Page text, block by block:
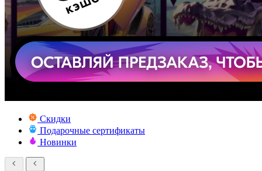
Скидки
Подарочные сертификаты
Новинки